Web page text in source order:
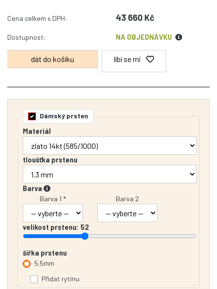
Cena celkem s DPH: 43 660 Kč
Dostupnost: NA OBJEDNÁVKU
líbí se mi
Dámský prsten
Materiál
tloušťka prstenu
Barva
Barva 1 *
Barva 2
velikost prstenu: 52
šířka prstenu
5.5mm
Přidat rytinu